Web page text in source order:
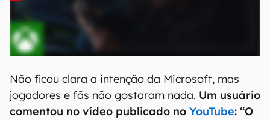
Não ficou clara a intenção da Microsoft, mas
jogadores e fãs não gostaram nada. Um usuário
comentou no vídeo publicado no YouTube: “O